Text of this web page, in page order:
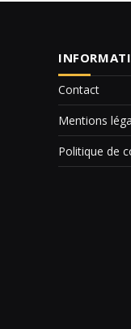
Contact
Mentions
Politique de